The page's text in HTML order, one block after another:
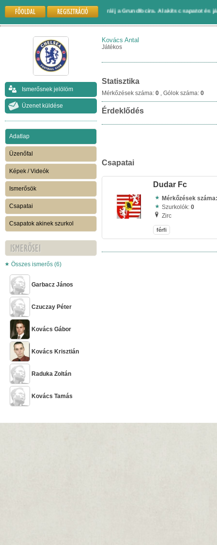
FŐOLDAL REGISZTRÁCIÓ
Gyere és regisztrálj a Grundfocira. Alakíts csapatot és játssz
Ismerősnek jelölöm
Üzenet küldése
Adatlap
Üzenőfal
Képek / Videók
Ismerősök
Csapatai
Csapatok akinek szurkol
ISMERŐSEI
Összes ismerős (6)
Garbacz János
Czuczay Péter
Kovács Gábor
Kovács Krisztián
Raduka Zoltán
Kovács Tamás
Kovács Antal
Játékos
Statisztika
Mérkőzések száma: 0 , Gólok száma: 0
Érdeklődés
Csapatai
Dudar Fc
Mérkőzések
Szurkolók: 0
Zirc
férfi